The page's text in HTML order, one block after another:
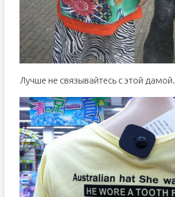
Лучше не связывайтесь с этой дамой.